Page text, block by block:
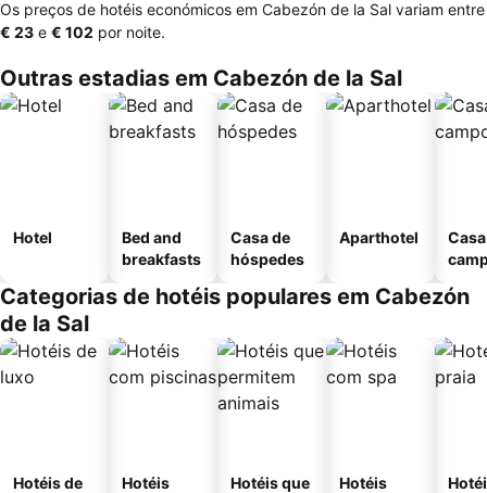
Os preços de hotéis económicos em Cabezón de la Sal variam entre
‎€ 23 e ‎€ 102 por noite.
Outras estadias em Cabezón de la Sal
Hotel
Bed and
breakfasts
Casa de
hóspedes
Aparthotel
Categorias de hotéis populares em Cabezón
de la Sal
Hotéis de
Hotéis
Hotéis que
Hotéis